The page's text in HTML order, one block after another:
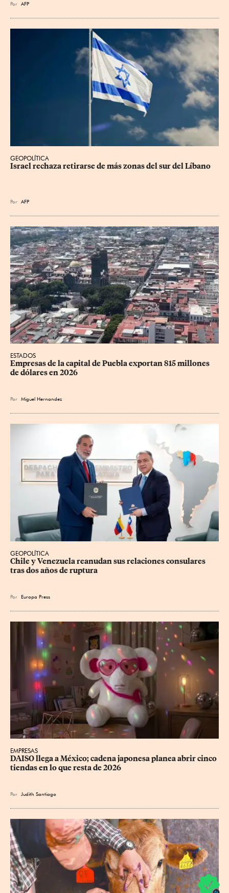
Por AFP
GEOPOLÍTICA
Israel rechaza retirarse de más zonas del sur del Líbano
Por AFP
ESTADOS
Empresas de la capital de Puebla exportan 815 millones
de dólares en 2026
Por Miguel Hernandez
GEOPOLÍTICA
Chile y Venezuela reanudan sus relaciones consulares
tras dos años de ruptura
Por Europa Press
EMPRESAS
DAISO llega a México; cadena japonesa planea abrir cinco
tiendas en lo que resta de 2026
Por Judith Santiago